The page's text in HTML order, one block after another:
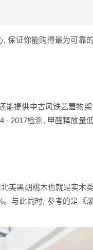
, 保证你能购得最为可靠
能提供中古风铁艺置物
- 2017检测, 甲醛释放量
美黑胡桃木也就是实木
。与此同时, 参考的是《